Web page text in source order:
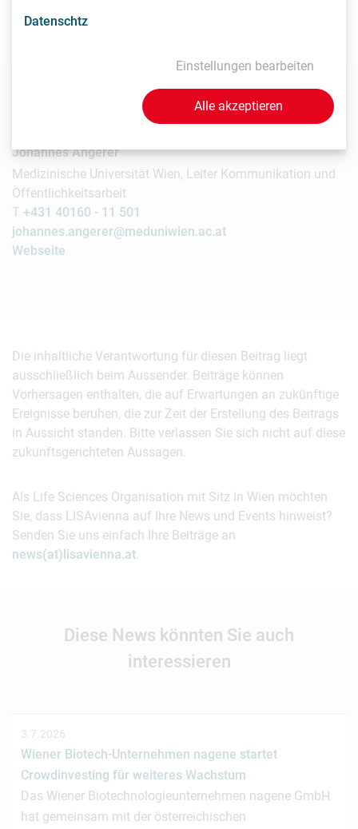
22;29(4):844-859.e3. doi:
Johannes Angerer
Medizinische Universität Wien, Leiter Kommunikation und
Öffentlichkeitsarbeit
T +431 40160 - 11 501
johannes.angerer@meduniwien.ac.at
Webseite
Die inhaltliche Verantwortung für diesen Beitrag liegt
ausschließlich beim Aussender. Beiträge können
Vorhersagen enthalten, die auf Erwartungen an zukünftige
Ereignisse beruhen, die zur Zeit der Erstellung des Beitrags
in Aussicht standen. Bitte verlassen Sie sich nicht auf diese
zukunftsgerichteten Aussagen.
Als Life Sciences Organisation mit Sitz in Wien möchten
Sie, dass LISAvienna auf Ihre News und Events hinweist?
Senden Sie uns einfach Ihre Beiträge an
news(at)lisavienna.at.
Diese News könnten Sie auch
interessieren
3.7.2026
Wiener Biotech-Unternehmen nagene startet
Crowdinvesting für weiteres Wachstum
Das Wiener Biotechnologieunternehmen nagene GmbH
hat gemeinsam mit der österreichischen
Datenschtz
Einstellungen bearbeiten
Alle akzeptieren